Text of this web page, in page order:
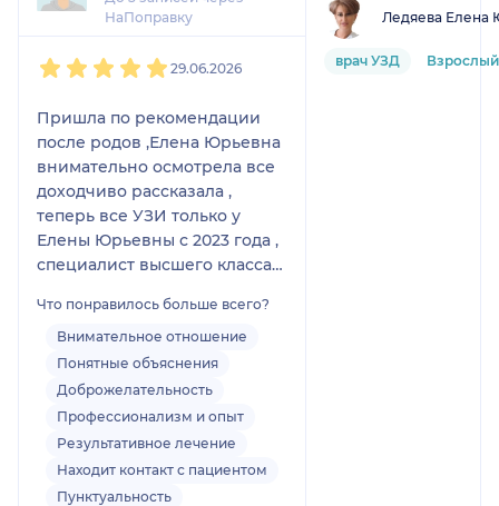
НаПоправку
29.06.2026
Пришла по рекомендации
после родов ,Елена Юрьевна
внимательно осмотрела все
доходчиво рассказала ,
теперь все УЗИ только у
Елены Юрьевны с 2023 года ,
специалист высшего класса
Юрьевну. Все расскажет,
покажет,объяснит , даст
хорошие рекомендации без
лишней воды в уши все
четко только о
здоровье.Опытный
специалист заслуживающий
Что понравилось больше всего?
Внимательное отношение
Понятные объяснения
Доброжелательность
Профессионализм и опыт
Результативное лечение
Находит контакт с пациентом
Пунктуальность
Ледяева Елена
врач УЗД Взрослый